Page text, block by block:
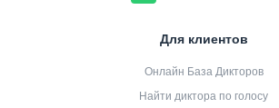
Для клиентов
Онлайн База Дикторов
Найти диктора по голосу